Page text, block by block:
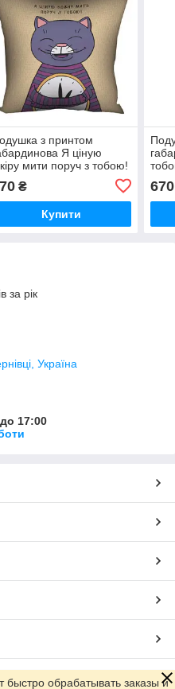
з принтом
Я ціную
мити поруч з тобою!
₴
Купити
670
за рік
Україна
17:00
Prom.uaобрабатывать заказы и